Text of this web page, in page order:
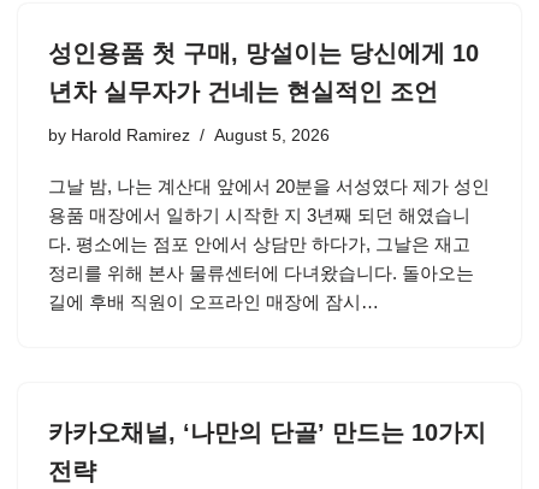
성인용품 첫 구매, 망설이는 당신에게 10
년차 실무자가 건네는 현실적인 조언
by Harold Ramirez August 5, 2026
그날 밤, 나는 계산대 앞에서 20분을 서성였다 제가 성인
용품 매장에서 일하기 시작한 지 3년째 되던 해였습니
다. 평소에는 점포 안에서 상담만 하다가, 그날은 재고
정리를 위해 본사 물류센터에 다녀왔습니다. 돌아오는
길에 후배 직원이 오프라인 매장에 잠시…
카카오채널, ‘나만의 단골’ 만드는 10가지
전략